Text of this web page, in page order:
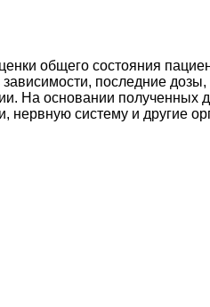
общего состояния
последние
На основании полученных
нервную систему и другие